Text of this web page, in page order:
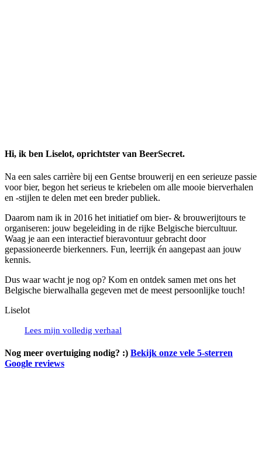
Hi, ik ben Liselot, oprichtster van BeerSecret.
Na een sales carrière bij een Gentse brouwerij en een serieuze passie
voor bier, begon het serieus te kriebelen om alle mooie bierverhalen
en -stijlen te delen met een breder publiek.
Daarom nam ik in 2016 het initiatief om bier- & brouwerijtours te
organiseren: jouw begeleiding in de rijke Belgische biercultuur.
Waag je aan een interactief bieravontuur gebracht door
gepassioneerde bierkenners. Fun, leerrijk én aangepast aan jouw
kennis.
Dus waar wacht je nog op? Kom en ontdek samen met ons het
Belgische bierwalhalla gegeven met de meest persoonlijke touch!
Liselot
Lees mijn volledig verhaal
Nog meer overtuiging nodig? :) Bekijk onze vele 5-sterren
Google reviews